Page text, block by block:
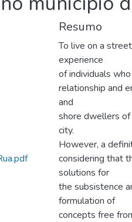
Resumo
To live on a
experience
of individuals
relationship and
and
shore dwellers
city.
However, a
considering that
solutions for
the subsistence
formulation of
concepts free